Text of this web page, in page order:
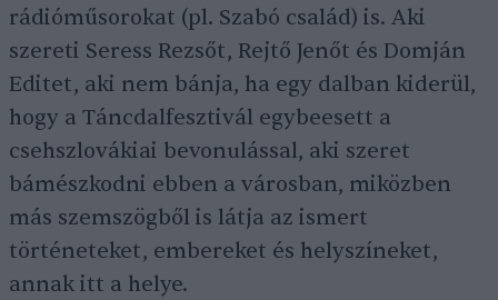
rádióműsorokat (pl. Szabó család) is. Aki
szereti Seress Rezsőt, Rejtő Jenőt és Domján
Editet, aki nem bánja, ha egy dalban kiderül,
hogy a Táncdalfesztivál egybeesett a
csehszlovákiai bevonulással, aki szeret
bámészkodni ebben a városban, miközben
más szemszögből is látja az ismert
történeteket, embereket és helyszíneket,
annak itt a helye.